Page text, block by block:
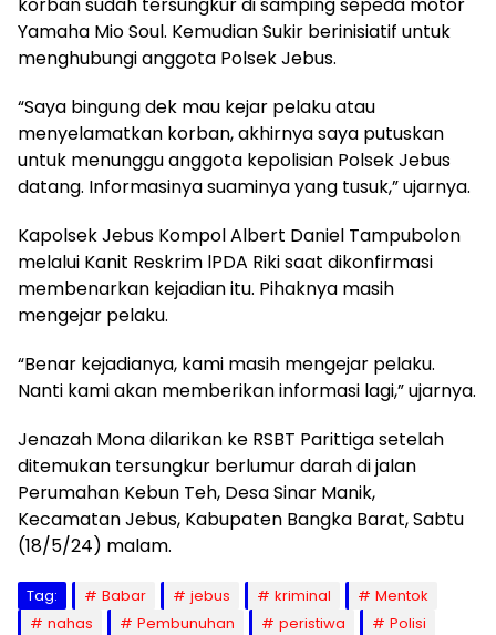
Yamaha Mio Soul. Kemudian Sukir berinisiatif untuk
menghubungi anggota Polsek Jebus.
“Saya bingung dek mau kejar pelaku atau
menyelamatkan korban, akhirnya saya putuskan
untuk menunggu anggota kepolisian Polsek Jebus
datang. Informasinya suaminya yang tusuk,” ujarnya.
Kapolsek Jebus Kompol Albert Daniel Tampubolon
melalui Kanit Reskrim lPDA Riki saat dikonfirmasi
membenarkan kejadian itu. Pihaknya masih
mengejar pelaku.
“Benar kejadianya, kami masih mengejar pelaku.
Nanti kami akan memberikan informasi lagi,” ujarnya.
Jenazah Mona dilarikan ke RSBT Parittiga setelah
ditemukan tersungkur berlumur darah di jalan
Perumahan Kebun Teh, Desa Sinar Manik,
Kecamatan Jebus, Kabupaten Bangka Barat, Sabtu
(18/5/24) malam.
Tag: Babar jebus kriminal
Mentok
nahas
Pembunuhan peristiwa
Polisi